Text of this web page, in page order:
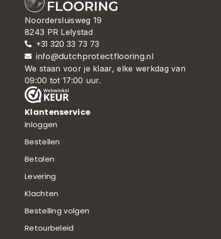
Noordersluisweg 19
8243 PR Lelystad
+31 320 33 73 73
info@dutchprotectflooring.nl
We staan voor je klaar, elke werkdag van
09:00 tot 17:00 uur.
Klantenservice
Inloggen
Bestellen
Betalen
Levering
Klachten
Bestelling volgen
Retourbeleid